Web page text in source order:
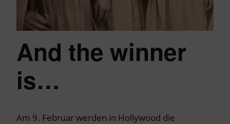
And the winner
is…
Am 9. Februar werden in Hollywood die